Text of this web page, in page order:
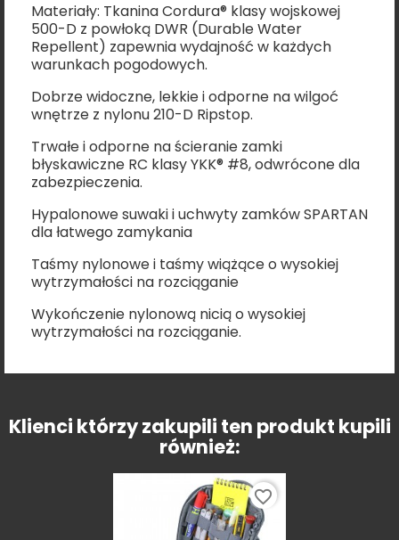
Materiały: Tkanina Cordura® klasy wojskowej
500-D z powłoką DWR (Durable Water
Repellent) zapewnia wydajność w każdych
warunkach pogodowych.
Dobrze widoczne, lekkie i odporne na wilgoć
wnętrze z nylonu 210-D Ripstop.
Trwałe i odporne na ścieranie zamki
błyskawiczne RC klasy YKK® #8, odwrócone dla
zabezpieczenia.
Hypalonowe suwaki i uchwyty zamków SPARTAN
dla łatwego zamykania
Taśmy nylonowe i taśmy wiążące o wysokiej
wytrzymałości na rozciąganie
Wykończenie nylonową nicią o wysokiej
wytrzymałości na rozciąganie.
Klienci którzy zakupili ten produkt kupili
również:
favorite_border